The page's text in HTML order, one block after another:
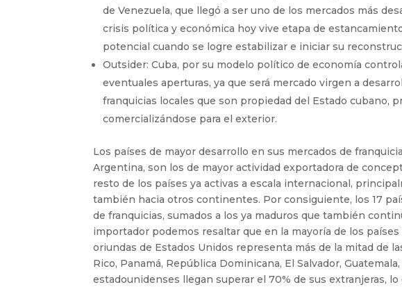
de Venezuela, que llegó a ser uno de los mercados más
crisis política y económica hoy vive etapa de
potencial cuando se logre estabilizar e iniciar su
Outsider: Cuba, por su modelo político de economía
eventuales aperturas, ya que será mercado virgen a
franquicias locales que son propiedad del Estado cubano,
comercializándose para el exterior.
Los países de mayor desarrollo en sus mercados de
Argentina, son los de mayor actividad exportadora de
resto de los países ya activas a escala internacional,
también hacia otros continentes. Por consiguiente, los 17
de franquicias, sumados a los ya maduros que también
importador podemos resaltar que en la mayoría de los
oriundas de Estados Unidos representa más de la mitad de
Rico, Panamá, República Dominicana, El Salvador,
estadounidenses llegan superar el 70% de sus extranjeras,